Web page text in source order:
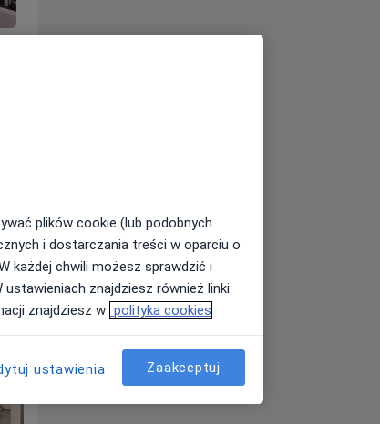
plików cookie (lub podobnych
i dostarczania treści w oparciu o
każdej chwili możesz sprawdzić i
znajdziesz również linki
znajdziesz w polityka cookies
ustawienia Zaakceptuj